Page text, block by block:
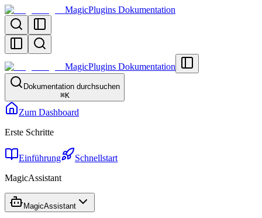
MagicPlugins Dokumentation
MagicPlugins Dokumentation
Dokumentation durchsuchen
⌘K
Zum Dashboard
Erste Schritte
Einführung
Schnellstart
MagicAssistant
MagicAssistant